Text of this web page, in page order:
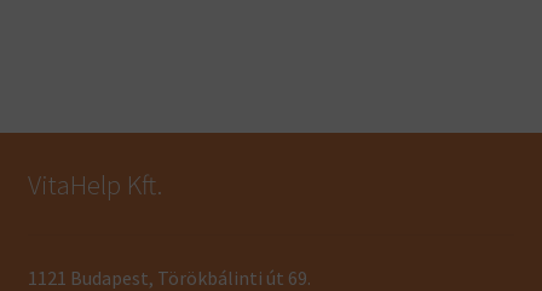
VitaHelp Kft.
1121 Budapest, Törökbálinti út 69.